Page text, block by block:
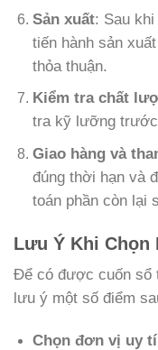
Sản xuất: Sau
tiến hành sản
thỏa thuận.
Kiểm tra chất
tra kỹ lưỡng trước
Giao hàng và
đúng thời hạn và
toán phần còn lại
Lưu Ý Khi Chọn
Để có được cuốn sổ
lưu ý một số điểm
Chọn đơn vị uy